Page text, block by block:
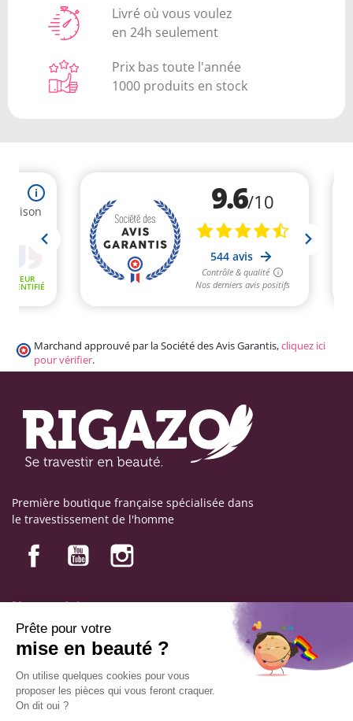
Livré où vous voulez
en 24h seulement
Prix bas toute l'année
1000 produits en stock
Marchand approuvé par la Société des Avis Garantis,cliquez ici
pour vérifier.
Première boutique française spécialisée dans
le travestissement de l'homme
Nos produits
Nos engagements
Informations
Mentions légales